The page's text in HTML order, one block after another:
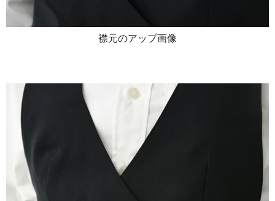
襟元のアップ画像